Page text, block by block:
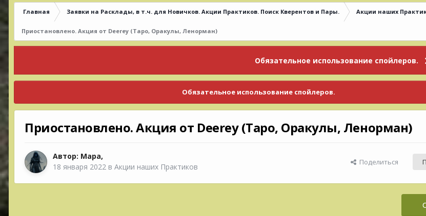
Главная Заявки на Расклады, в т.ч. для Новичков. Акции Практиков. Поиск Кверентов и Пары. Акции наших
Приостановлено. Акция от Deerey (Таро, Оракулы, Ленорман)
Обязательное использование спойлеров.
Обязательное использование спойлеров.
Приостановлено. Акция от Deerey (Таро, Оракулы, Ленорман)
Автор: Мара,
18 января 2022 в Акции наших Практиков Поделиться